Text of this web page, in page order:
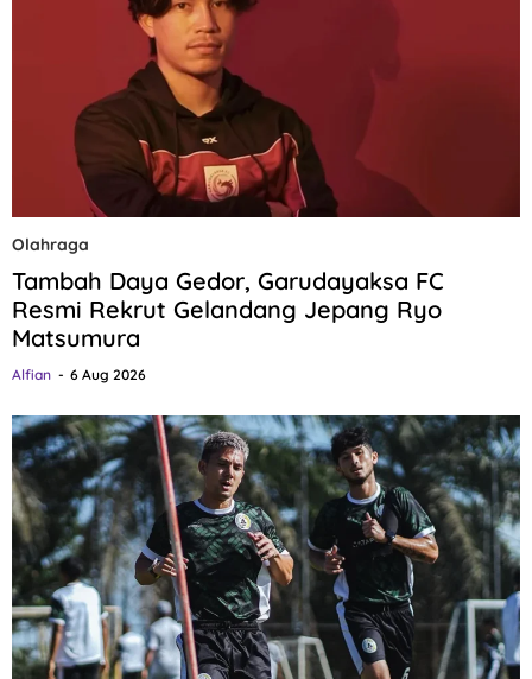
Olahraga
Tambah Daya Gedor, Garudayaksa FC
Resmi Rekrut Gelandang Jepang Ryo
Matsumura
Alfian 6 Aug 2026